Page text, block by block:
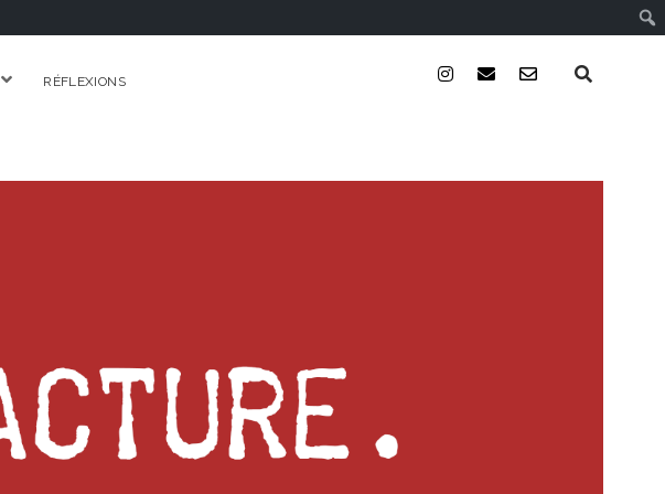
ouvrirRÉFLEXIONS instagram
emailemail-